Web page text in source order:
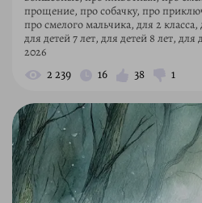
прощение, про собачку, про
про смелого мальчика, для 2 класса,
для детей 7 лет, для детей 8 лет, для
2026
2 239 16 38 1